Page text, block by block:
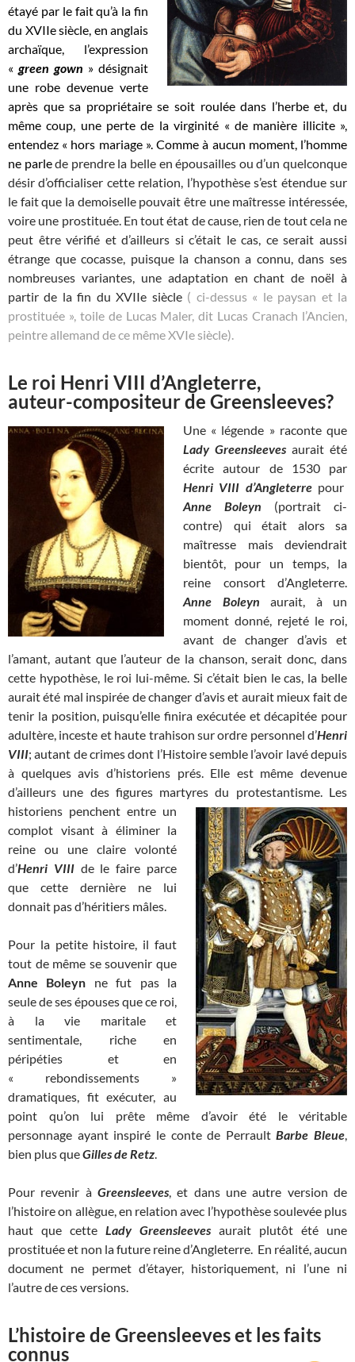
étayé par le fait qu’à la fin
du XVIIe siècle, en anglais
archaïque, l’expression
« green gown » désignait
une robe devenue verte
après que sa propriétaire se soit roulée dans l’herbe et, du
même coup, une perte de la virginité « de manière illicite »,
entendez « hors mariage ».Comme à aucun moment, l’homme
ne parlede prendre la belle en épousailles ou d’un quelconque
désir d’officialiser cette relation, l’hypothèse s’est étendue sur
le fait que la demoiselle pouvait être une maîtresse intéressée,
voire une prostituée. En tout état de cause, rien de tout cela ne
peut être vérifié et d’ailleurs si c’était le cas, ce serait aussi
étrange que cocasse, puisque la chanson a connu, dans ses
nombreuses variantes, une adaptation en chant de noël à
partir de la fin du XVIIe siècle ( ci-dessus « le paysan et la
prostituée », toile de Lucas Maler, dit Lucas Cranach l’Ancien,
peintre allemand de ce même XVIe siècle).
Le roi Henri VIII d’Angleterre,
auteur-compositeur de Greensleeves?
Une « légende » raconte que
Lady Greensleeves aurait été
écrite autour de 1530 par
Henri VIII d’Angleterrepour
Anne Boleyn (portrait ci-
contre) qui était alors sa
maîtresse mais deviendrait
bientôt, pour un temps, la
reine consort d’Angleterre.
Anne Boleyn aurait, à un
moment donné, rejeté le roi,
avant de changer d’avis et
l’amant, autant que l’auteur de la chanson, serait donc, dans
cette hypothèse, le roi lui-même. Si c’était bien le cas, la belle
aurait été mal inspirée de changer d’avis et aurait mieux fait de
tenir la position, puisqu’elle finira exécutée et décapitée pour
adultère, inceste et haute trahison sur ordre personnel d’Henri
VIII; autant de crimes dont l’Histoire semble l’avoir lavé depuis
à quelques avis d’historiens prés. Elle est même devenue
d’ailleurs une des figures martyres du protestantisme. Les
historiens penchent entre un
complot visant à éliminer la
reine ou une claire volonté
d’Henri VIII de le faire parce
que cette dernière ne lui
donnait pas d’héritiers mâles.
Pour la petite histoire, il faut
tout de même se souvenir que
Anne Boleyn ne fut pas la
seule de ses épouses que ce roi,
à la vie maritale et
sentimentale, riche en
péripéties et en
« rebondissements »
dramatiques, fit exécuter, au
point qu’on lui prête même d’avoir été le véritable
personnage ayant inspiré le conte de PerraultBarbe Bleue
bien plus queGilles de Retz
Pour revenir à Greensleeves , et dans une autre version de
l’histoire on allègue, en relation avec l’hypothèse soulevée plus
haut que cette L ady Greensleeves aurait plutôt été une
prostituée et non la future reine d’Angleterre. En réalité, aucun
document ne permet d’étayer, historiquement, ni l’une ni
l’autre de ces versions.
L’histoire de Greensleeves et les faits
connus